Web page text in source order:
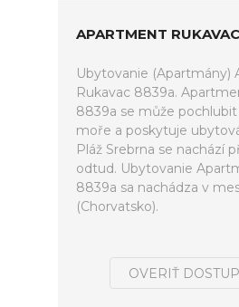
APARTMENT
Ubytovanie (Apartmány)
Rukavac 8839a.
8839a se může
moře a poskytuje
Pláž Srebrna se nachází
odtud. Ubytovanie
8839a sa nachádza v
(Chorvatsko).
OVERIŤ